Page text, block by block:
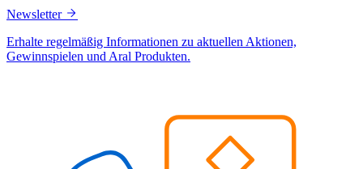
Newsletter
Erhalte regelmäßig Informationen zu aktuellen Aktionen,
Gewinnspielen und Aral Produkten.